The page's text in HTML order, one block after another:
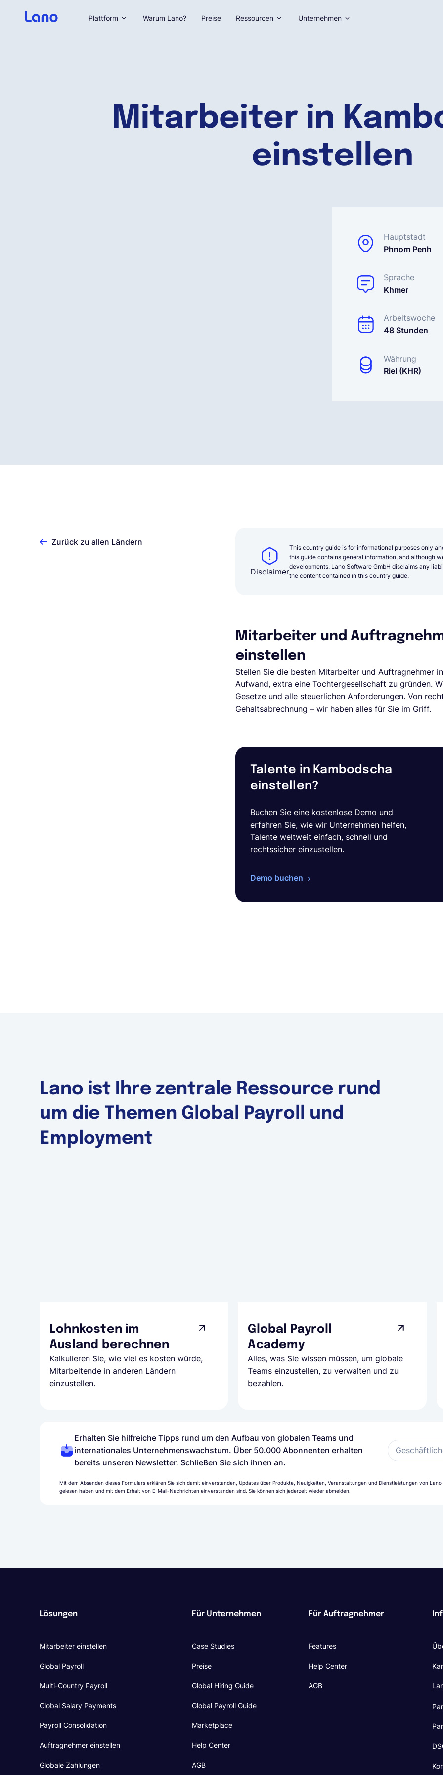
Mitarbeiter in
einstellen
Hauptstadt
Phnom Penh
Sprache
Khmer
Arbeitswoche
48 Stunden
Währung
Riel (KHR)
Plattform Warum Lano? Preise Ressourcen Unternehmen
Zurück zu allen Ländern
Disclaimer
This country guide is for informational purposes only
this guide contains general information, and although
developments. Lano Software GmbH disclaims any
the content contained in this country guide.
Mitarbeiter und
einstellen
Stellen Sie die besten Mitarbeiter und Auftragnehmer
Aufwand, extra eine Tochtergesellschaft zu gründen.
Gesetze und alle steuerlichen Anforderungen. Von
Gehaltsabrechnung – wir haben alles für Sie im Griff.
Talente in Kambodscha
einstellen?
Buchen Sie eine kostenlose Demo und
erfahren Sie, wie wir Unternehmen helfen,
Talente weltweit einfach, schnell und
rechtssicher einzustellen.
Demo buchen
Lano ist Ihre zentrale Ressource rund
um die Themen Global Payroll und
Employment
Lohnkosten im
Ausland berechnen
Kalkulieren Sie, wie viel es kosten würde,
Mitarbeitende in anderen Ländern
einzustellen.
Global Payroll
Academy
Alles, was Sie wissen müssen, um globale
Teams einzustellen, zu verwalten und zu
bezahlen.
Erhalten Sie hilfreiche Tipps rund um den Aufbau von globalen Teams und
internationales Unternehmenswachstum. Über 50.000 Abonnenten erhalten
bereits unseren Newsletter. Schließen Sie sich ihnen an.
Mit dem Absenden dieses Formulars erklären Sie sich damit einverstanden, Updates über Produkte, Neuigkeiten, Veranstaltungen und Dienstleistungen von
gelesen haben und mit dem Erhalt von E-Mail-Nachrichten einverstanden sind. Sie können sich jederzeit wieder abmelden.
Lösungen
Mitarbeiter einstellen
Global Payroll
Multi-Country Payroll
Global Salary Payments
Payroll Consolidation
Auftragnehmer einstellen
Globale Zahlungen
Für Unternehmen
Case Studies
Preise
Global Hiring Guide
Global Payroll Guide
Marketplace
Help Center
AGB
Für Auftragnehmer
Features
Help Center
AGB